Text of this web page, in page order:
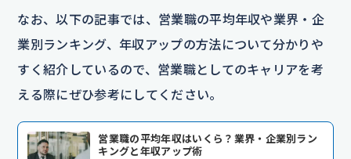
なお、以下の記事では、営業職の平均年収や業界・企
業別ランキング、年収アップの方法について分かりや
すく紹介しているので、営業職としてのキャリアを考
える際にぜひ参考にしてください。
営業職の平均年収はいくら？業界・企業別ラン
キングと年収アップ術